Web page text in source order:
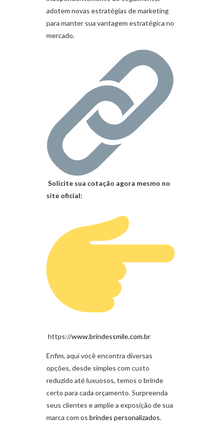
adotem novas estratégias de marketing
para manter sua vantagem estratégica no
mercado.
Solicite sua cotação agora mesmo no
site oficial:
https://www.brindessmile.com.br
Enfim, aqui você encontra diversas
opções, desde simples com custo
reduzido até luxuosos, temos o brinde
certo para cada orçamento. Surpreenda
seus clientes e amplie a exposição de sua
marca com os brindes personalizados.